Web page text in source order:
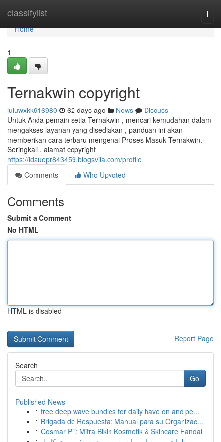
classifylist
Home
Home
1
Ternakwin copyright
luluwxkk916980 62 days ago News
Discuss
Untuk Anda pemain setia Ternakwin , mencari kemudahan dalam
mengakses layanan yang disediakan , panduan ini akan
memberikan cara terbaru mengenai Proses Masuk Ternakwin.
Seringkali , alamat copyright
https://idauepr843459.blogsvila.com/profile
Comments
Who Upvoted
Comments
Submit a Comment
No HTML
HTML is disabled
Report Page
Search
Go
Published News
1 free deep wave bundles for daily have on and pe...
1 Brigada de Respuesta: Manual para su Organizac...
1 Cosmar PT: Mitra Bikin Kosmetik & Skincare Handal